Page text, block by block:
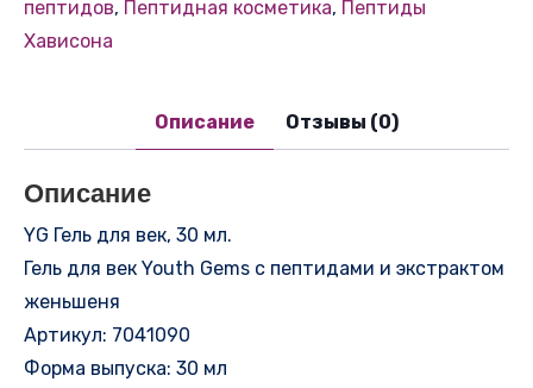
век,
век
Youth
Gems
с
пептидами
и
пептидов, Пептидная косметика, Пептиды
Хависона
Описание Отзывы (0)
Описание
YG Гель для век, 30 мл.
Гель для век Youth Gems с пептидами и экстрактом
женьшеня
Артикул: 7041090
Форма выпуска: 30 мл